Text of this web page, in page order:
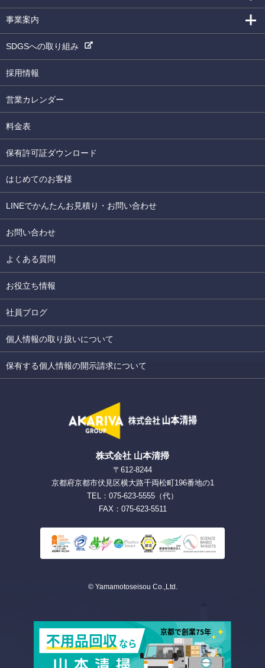
事業案内
SDGSへの取り組み
採用情報
営業カレンダー
料金表
保有許可証ダウンロード
はじめてのお客様
LINEでかんたんお見積り・お問い合わせ
お問い合わせ
よくある質問
お役立ち情報
社員ブログ
個人情報の取り扱いについて
保有する個人情報の開示請求について
株式会社 山本清掃
〒612-8244
京都府京都市伏見区横大路千両松町196番地の1
TEL：075-623-5555（代）
FAX：075-623-5511
© Yamamotoseisou Co.,Ltd.